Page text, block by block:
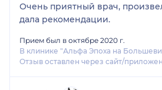
Очень приятный врач,
дала рекомендации.
Прием был в октябре 2020 г.
В клинике "Альфа Эпоха на
Отзыв оставлен через сайт/